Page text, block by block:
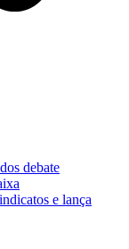
debate
e lança